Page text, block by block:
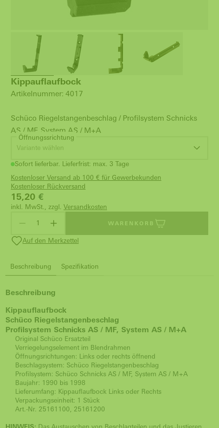
Kippauflaufbock
Artikelnummer: 4017
Schüco Riegelstangenbeschlag / Profilsystem Schnicks
AS / MF, System AS / M+A
Öffnungssrichtung
Variante wählen
Sofort lieferbar. Lieferfrist: max. 3 Tage
Kostenloser Versand ab 100 € für Gewerbekunden
Kostenloser Rückversand
15,20 €
inkl. MwSt., zzgl. Versandkosten
WARENKORB
Auf den Merkzettel
Beschreibung Spezifikation
Beschreibung
Kippauflaufbock
Schüco Riegelstangenbeschlag
Profilsystem Schnicks AS / MF, System AS / M+A
Original Schüco Ersatzteil
Verriegelungselement im Blendrahmen
Öffnungsrichtungen: Links oder rechts öffnend
Beschlagsystem: Schüco Riegelstangenbeschlag
Profilsystem: Schüco Schnicks AS / MF, System AS / M+A
Baujahr: 1990 bis 1998
Lieferumfang: Kippauflaufbock Links oder Rechts
Verpackungseinheit: 1 Stück
Art.-Nr. 25161100, 25161200